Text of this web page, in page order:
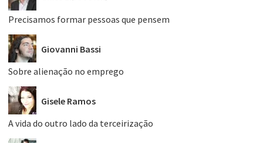
Precisamos formar pessoas que pensem
Giovanni Bassi
Sobre alienação no emprego
Gisele Ramos
A vida do outro lado da terceirização